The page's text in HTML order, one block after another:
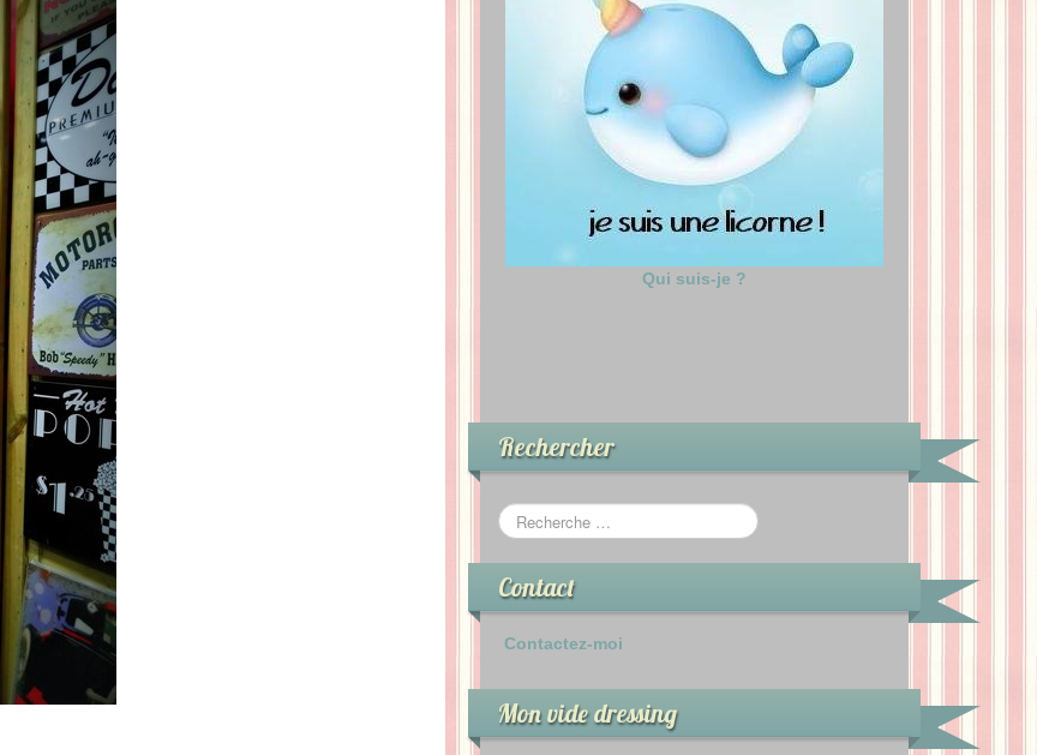
Qui suis-je ?
Rechercher
Contact
Contactez-moi
Mon vide dressing